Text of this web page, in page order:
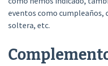
eventos como cumpleaños,
soltera, etc.